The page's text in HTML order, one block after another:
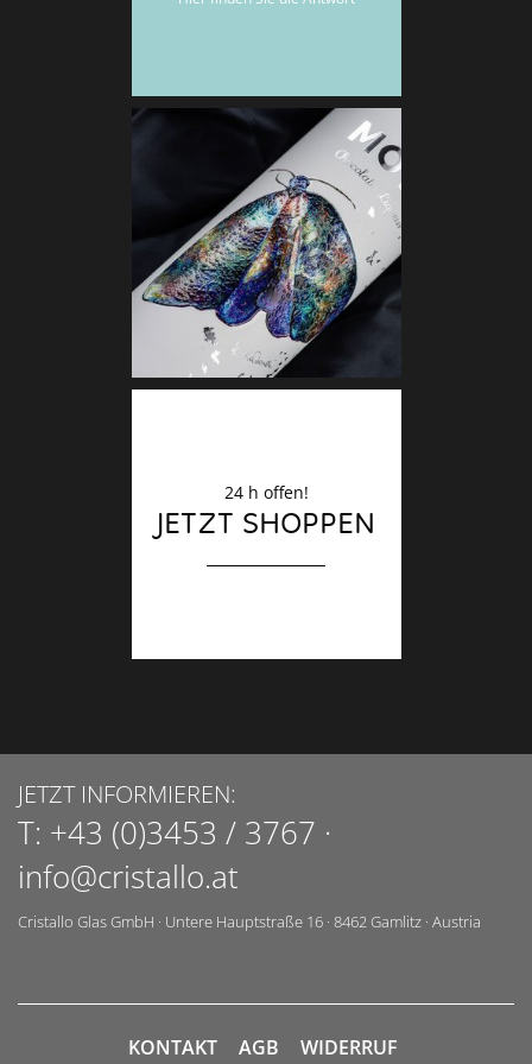
24 h offen!
JETZT SHOPPEN
JETZT INFORMIEREN:
T: +43 (0)3453 / 3767 ·
info@cristallo.at
Cristallo Glas GmbH · Untere Hauptstraße 16 · 8462 Gamlitz · Austria
KONTAKT AGB
WIDERRUF